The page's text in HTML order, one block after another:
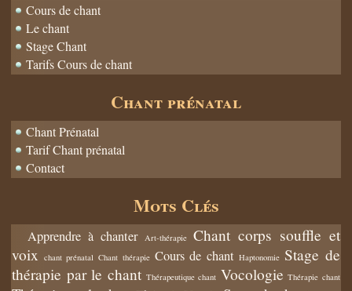
Cours de chant
Le chant
Stage Chant
Tarifs Cours de chant
Chant prénatal
Chant Prénatal
Tarif Chant prénatal
Contact
Mots Clés
Apprendre à chanter Art-thérapie
Chant corps souffle et
voix
chant prénatal Chant thérapie Cours de chant Haptonomie Stage de
thérapie par le chant Thérapeutique chant Vocologie Thérapie chant